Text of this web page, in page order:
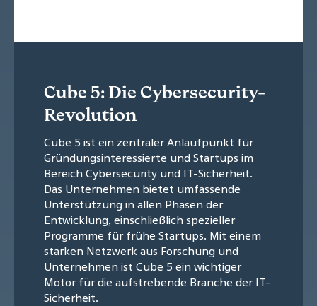
Cube 5: Die Cybersecurity-
Revolution
Cube 5 ist ein zentraler Anlaufpunkt für
Gründungsinteressierte und Startups im
Bereich Cybersecurity und IT-Sicherheit.
Das Unternehmen bietet umfassende
Unterstützung in allen Phasen der
Entwicklung, einschließlich spezieller
Programme für frühe Startups. Mit einem
starken Netzwerk aus Forschung und
Unternehmen ist Cube 5 ein wichtiger
Motor für die aufstrebende Branche der IT-
Sicherheit.